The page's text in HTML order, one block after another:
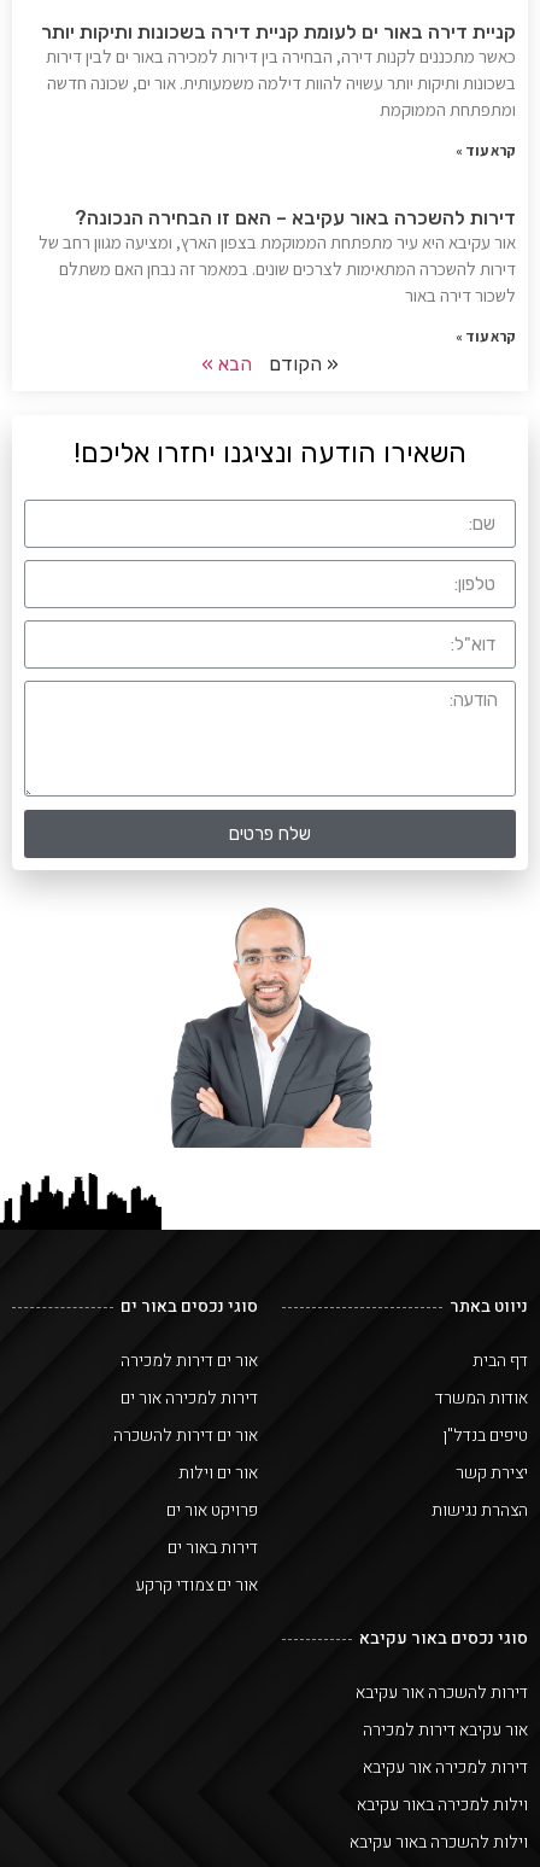
קניית דירה באור ים לעומת קניית דירה בשכונות ותיקות יותר
כאשר מתכננים לקנות דירה, הבחירה בין דירות למכירה באור ים לבין דירות
בשכונות ותיקות יותר עשויה להוות דילמה משמעותית. אור ים, שכונה חדשה
ומתפתחת הממוקמת
קרא עוד »
דירות להשכרה באור עקיבא – האם זו הבחירה הנכונה?
אור עקיבא היא עיר מתפתחת הממוקמת בצפון הארץ, ומציעה מגוון רחב של
דירות להשכרה המתאימות לצרכים שונים. במאמר זה נבחן האם משתלם
לשכור דירה באור
קרא עוד »
« הקודם הבא »
השאירו הודעה ונציגנו יחזרו אליכם!
שלח פרטים
ניווט באתר
דף הבית
אודות המשרד
טיפים בנדל"ן
יצירת קשר
הצהרת נגישות
סוגי נכסים באור ים
אור ים דירות למכירה
דירות למכירה אור ים
אור ים דירות להשכרה
אור ים וילות
פרויקט אור ים
דירות באור ים
אור ים צמודי קרקע
סוגי נכסים באור עקיבא
דירות להשכרה אור עקיבא
אור עקיבא דירות למכירה
דירות למכירה אור עקיבא
וילות למכירה באור עקיבא
וילות להשכרה באור עקיבא